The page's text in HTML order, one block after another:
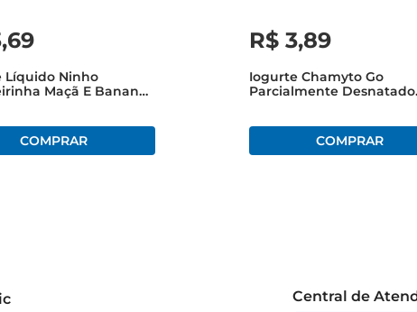
,69
Líquido Ninho
Maçã E Banana
R$ 3,89
Iogurte Chamyto Go
Parcialmente Desnatado
Central de